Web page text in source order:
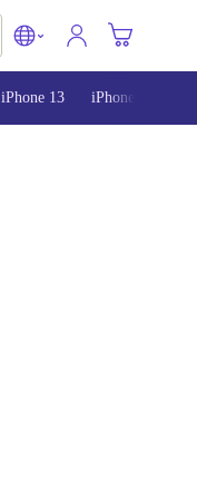
iPhone 13 iPhone 14